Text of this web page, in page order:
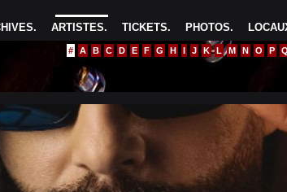
PHOTOS.
TICKETS.
ARTISTES.
.
# A B C D E F G H I J K L M N O P